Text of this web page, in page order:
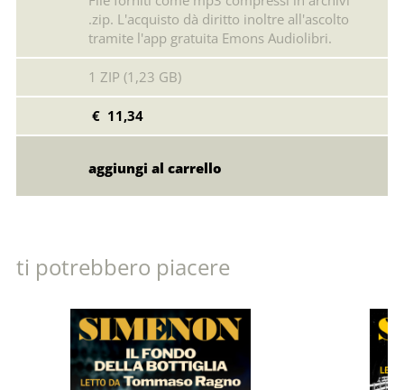
.zip. L'acquisto dà diritto inoltre all'ascolto
tramite l'app gratuita Emons Audiolibri.
1 ZIP (1,23 GB)
€ 11,34
ti potrebbero piacere